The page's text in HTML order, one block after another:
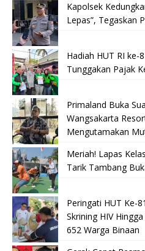
Kapolsek
Lepas”, Tegaskan
Hadiah HUT RI ke-
Tunggakan Pajak
Primaland Buka
Wangsakarta
Mengutamakan
Meriah! Lapas
Tarik Tambang
Peringati HUT Ke-
Skrining HIV
652 Warga Binaan